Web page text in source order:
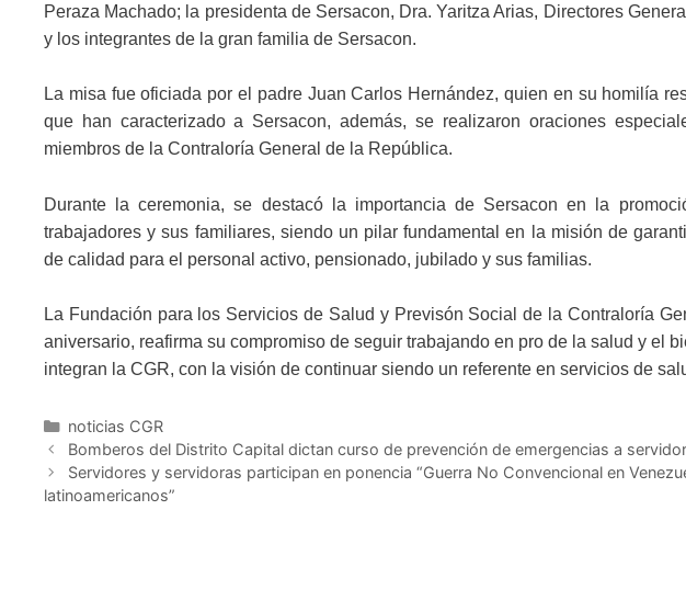
Peraza Machado; la presidenta de Sersacon, Dra. Yaritza Arias, Directores
y los integrantes de la gran familia de Sersacon.
La misa fue oficiada por el padre Juan Carlos Hernández, quien en su homilía
que han caracterizado a Sersacon, además, se realizaron oraciones
miembros de la Contraloría General de la República.
Durante la ceremonia, se destacó la importancia de Sersacon en la
trabajadores y sus familiares, siendo un pilar fundamental en la misión de
de calidad para el personal activo, pensionado, jubilado y sus familias.
La Fundación para los Servicios de Salud y Previsón Social de la Contraloría
aniversario, reafirma su compromiso de seguir trabajando en pro de la salud y el
integran la CGR, con la visión de continuar siendo un referente en servicios de
noticias CGR
Bomberos del Distrito Capital dictan curso de prevención de emergencias a
Servidores y servidoras participan en ponencia “Guerra No Convencional en
latinoamericanos”